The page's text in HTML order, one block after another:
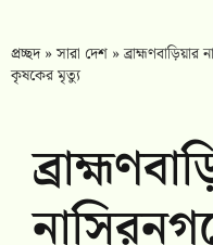
প্রচ্ছদ»সারা দেশ »
কৃষকের মৃত্যু